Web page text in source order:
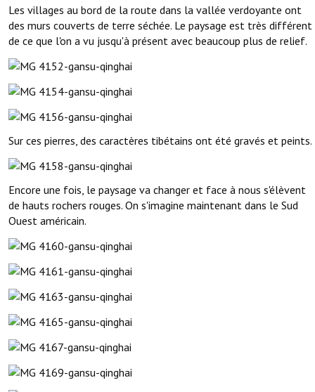
Les villages au bord de la route dans la vallée verdoyante ont
des murs couverts de terre séchée. Le paysage est très différent
de ce que l'on a vu jusqu'à présent avec beaucoup plus de relief.
Sur ces pierres, des caractères tibétains ont été gravés et peints.
Encore une fois, le paysage va changer et face à nous s'élèvent
de hauts rochers rouges. On s'imagine maintenant dans le Sud
Ouest américain.